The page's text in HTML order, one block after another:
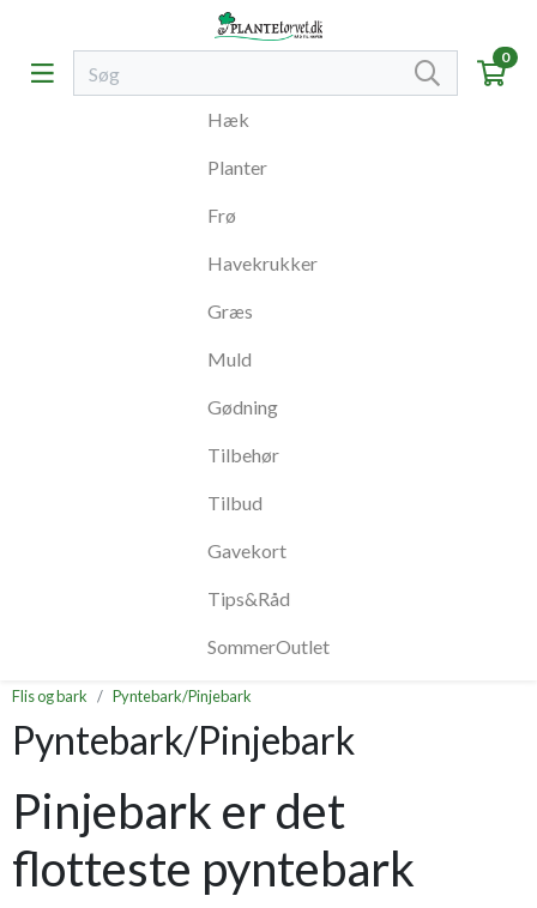
0
Hæk
Planter
Frø
Havekrukker
Græs
Muld
Gødning
Tilbehør
Tilbud
Gavekort
Tips&Råd
SommerOutlet
Flis og bark Pyntebark/Pinjebark
Pyntebark/Pinjebark
Pinjebark er det
flotteste pyntebark